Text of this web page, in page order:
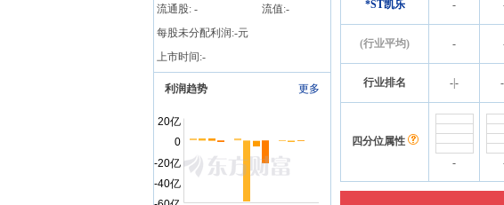
流通股: - 流值:-
每股未分配利润:-元
上市时间:-
利润趋势 更多
*ST凯乐 -
(行业平均) -
行业排名 -- -
四分位属性
-